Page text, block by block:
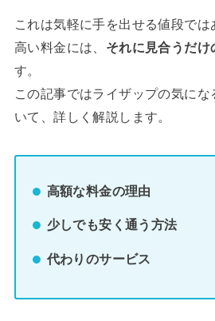
これは気軽に手を出せる値段で
高い料金には、 それに見合うだけ
す。
この記事ではライザップの気に
いて、詳しく解説します。
高額な料金の理由
少しでも安く通う方法
代わりのサービス